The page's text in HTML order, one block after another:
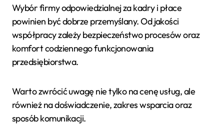
Wybór firmy odpowiedzialnej za kadry i płace
powinien być dobrze przemyślany. Od jakości
współpracy zależy bezpieczeństwo procesów oraz
komfort codziennego funkcjonowania
przedsiębiorstwa.
Warto zwrócić uwagę nie tylko na cenę usług, ale
również na doświadczenie, zakres wsparcia oraz
sposób komunikacji.